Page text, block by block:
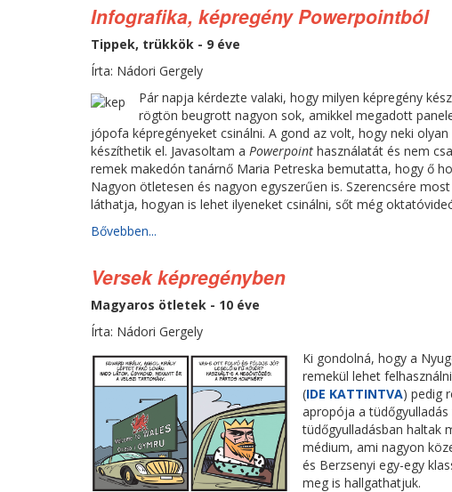
Infografika, képregény Powerpointból
Tippek, trükkök - 9 éve
Írta: Nádori Gergely
Pár napja kérdezte valaki, hogy milyen képregény
rögtön beugrott nagyon sok, amikkel megadott
jópofa képregényeket csinálni. A gond az volt, hogy neki
készíthetik el. Javasoltam a Powerpoint használatát és nem
remek makedón tanárnő Maria Petreska bemutatta, hogy ő
Nagyon ötletesen és nagyon egyszerűen is. Szerencsére
láthatja, hogyan is lehet ilyeneket csinálni, sőt még
Bővebben...
Versek képregényben
Magyaros ötletek - 10 éve
Írta: Nádori Gergely
Ki gondolná, hogy a
remekül lehet
(IDE KATTINTVA) pedig
apropója a
tüdőgyulladásban haltak
médium, ami nagyon
és Berzsenyi egy-egy
meg is hallgathatjuk.